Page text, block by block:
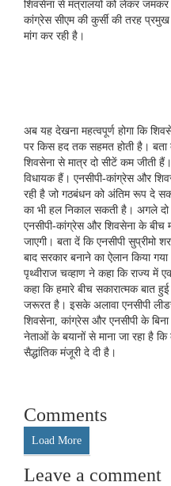
शिवसेना से मंत्रालयों को लेकर जमकर
कांग्रेस सीएम की कुर्सी की तरह प्रमुख
मांग कर रही है।
अब यह देखना महत्‍वपूर्ण होगा कि
पर किस हद तक सहमत होती है। बता
शिवसेना से मात्र दो सीटें कम जीती
विधायक हैं। एनसीपी-कांग्रेस और
रही है जो गठबंधन को अंतिम रूप दे
का भी हल निकाल सकती है। अगले दो
एनसीपी-कांग्रेस और शिवसेना के बीच
जाएगी। बता दें कि एनसीपी सुप्रीमो
बाद सरकार बनाने का ऐलान किया
पृथ्वीराज चव्हाण ने कहा कि राज्य में
कहा कि हमारे बीच सकारात्मक बात
जरूरत है। इसके अलावा एनसीपी
शिवसेना, कांग्रेस और एनसीपी के
नेताओं के बयानों से माना जा रहा है
सैद्धांतिक मंजूरी दे दी है।
Comments
Load More
Leave a comment